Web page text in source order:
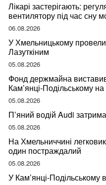
Лікарі застерігають:
вентилятору під час сну
ваше здоров’я
06.08.2026
У Хмельницькому
Лазуткіним
05.08.2026
Фонд держмайна
Кам’янці-Подільському
05.08.2026
П’яний водій Audi
05.08.2026
На Хмельниччині
один постраждалий
05.08.2026
У Кам’янці-Подільському